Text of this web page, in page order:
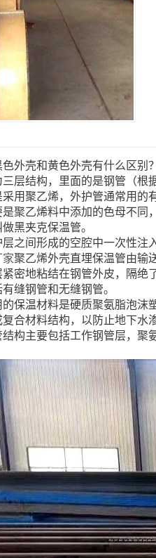
色外壳和黄色外壳有什么区别？
层结构，里面的是钢管（
用聚乙烯，外护管通常用的
聚乙烯料中添加的色母不同
黑夹克保温管。
之间形成的空腔中一次性注
家聚乙烯外壳直埋保温管由输
密地粘结在钢管外皮，隔绝
缝钢管和无缝钢管。
的保温材料是硬质聚氨脂泡沫
合材料结构，以防止地下水
结构主要包括工作钢管层，聚